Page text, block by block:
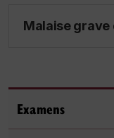
Malaise grave
Examens